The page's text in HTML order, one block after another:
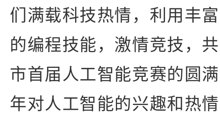
们满载科技热情，利用丰
的编程技能，激情竞技，
市首届人工智能竞赛的圆
年对人工智能的兴趣和热